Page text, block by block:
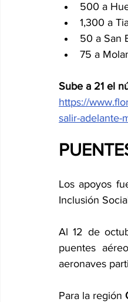
500 a
1,300 a
50 a San
75 a
Sube a 21 el
https://
salir-adelante-
Los apoyos
Inclusión
Al 12 de
puentes
aeronaves
Para la región